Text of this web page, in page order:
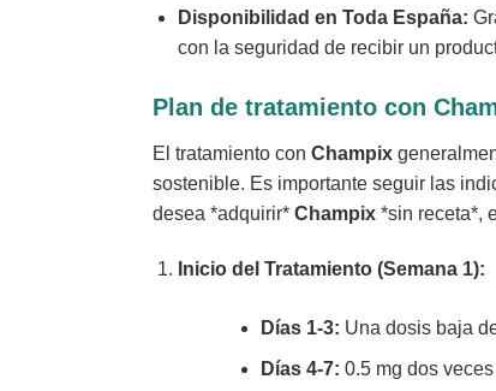
Disponibilidad en Toda España:
con la seguridad de recibir un
Plan de tratamiento con
El tratamiento con Champix
sostenible. Es importante seguir las
desea *adquirir* Champix *sin receta*,
Inicio del Tratamiento (Semana 1):
Días 1-3: Una dosis baja
Días 4-7: 0.5 mg dos